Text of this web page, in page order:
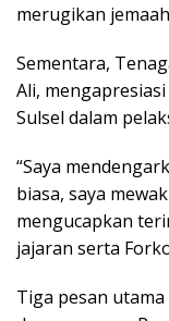
merugikan
Sementara,
Ali,
Sulsel dalam
“Saya
biasa, saya
mengucapkan
jajaran serta
Tiga pesan